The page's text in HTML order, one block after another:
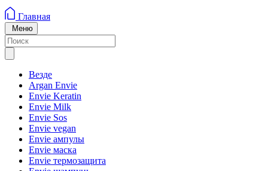
Главная
Меню
Везде
Argan Envie
Envie Keratin
Envie Milk
Envie Sos
Envie vegan
Envie ампулы
Envie маска
Envie термозащита